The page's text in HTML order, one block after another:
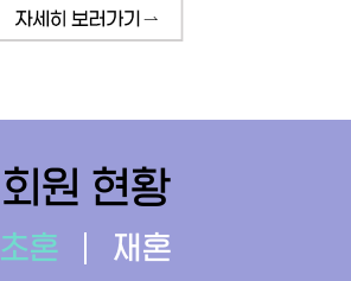
회원 현황
초혼 재혼